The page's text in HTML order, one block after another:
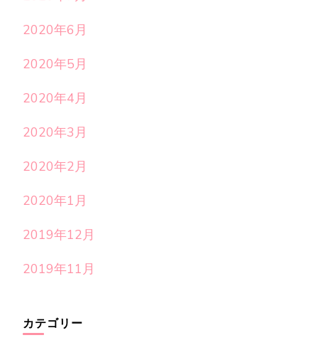
2020年6月
2020年5月
2020年4月
2020年3月
2020年2月
2020年1月
2019年12月
2019年11月
カテゴリー